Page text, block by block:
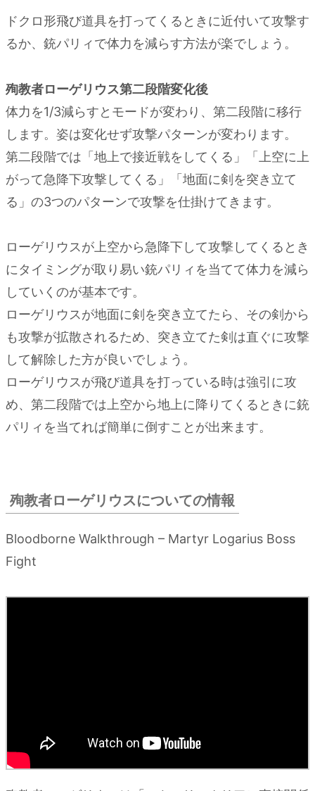
ドクロ形飛び道具を打ってくるときに近付いて攻撃す
るか、銃パリィで体力を減らす方法が楽でしょう。
殉教者ローゲリウス第二段階変化後
体力を1/3減らすとモードが変わり、第二段階に移行
します。姿は変化せず攻撃パターンが変わります。
第二段階では「地上で接近戦をしてくる」「上空に上
がって急降下攻撃してくる」「地面に剣を突き立て
る」の3つのパターンで攻撃を仕掛けてきます。
ローゲリウスが上空から急降下して攻撃してくるとき
にタイミングが取り易い銃パリィを当てて体力を減ら
していくのが基本です。
ローゲリウスが地面に剣を突き立てたら、その剣から
も攻撃が拡散されるため、突き立てた剣は直ぐに攻撃
して解除した方が良いでしょう。
ローゲリウスが飛び道具を打っている時は強引に攻
め、第二段階では上空から地上に降りてくるときに銃
パリィを当てれば簡単に倒すことが出来ます。
殉教者ローゲリウスについての情報
Bloodborne Walkthrough – Martyr Logarius Boss
Fight